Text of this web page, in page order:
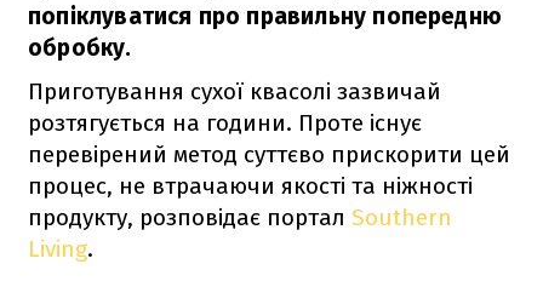
попіклуватися про правильну попередню
обробку.
Приготування сухої квасолі зазвичай
розтягується на години. Проте існує
перевірений метод суттєво прискорити цей
процес, не втрачаючи якості та ніжності
продукту, розповідає портал Southern
Living.